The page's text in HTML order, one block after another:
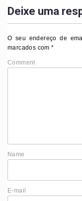
Deixe uma
O seu endereço de
marcados com*
Comment
E-